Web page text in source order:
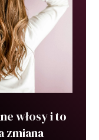
włosy i to
zmiana